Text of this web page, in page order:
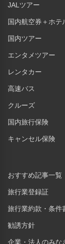
JALツアー
国内航空券＋ホテ
国内ツアー
エンタメツアー
レンタカー
高速バス
クルーズ
国内旅行保険
キャンセル保険
おすすめ記事一覧
旅行業登録証
旅行業約款・条件
勧誘方針
企業・法人のみな